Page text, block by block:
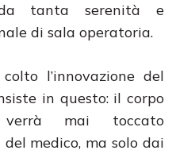
tanta serenità e
di sala operatoria.
l’innovazione del
in questo: il corpo
mai toccato
medico, ma solo dai